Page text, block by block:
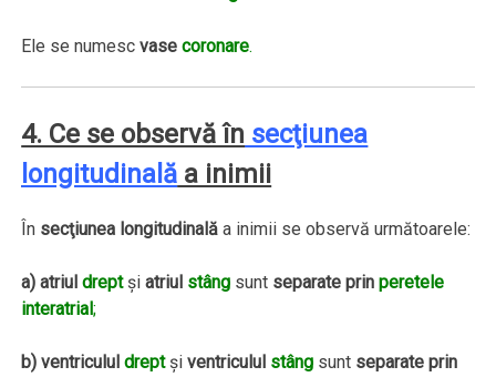
Ele se numescvasecoronare.
4. Ce se observă în secţiunea
longitudinală a inimii
În secţiunea longitudinală a inimii se observă următoarele:
a) atriuldreptşiatriul stâng sunt separate prinperetele
interatrial;
b) ventricululdreptşiventriculul stâng sunt separate prin